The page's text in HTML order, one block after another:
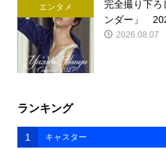
エンタメ
完全撮り下ろ
ンダー」
2026.08.07
ランキング
1 キャスター